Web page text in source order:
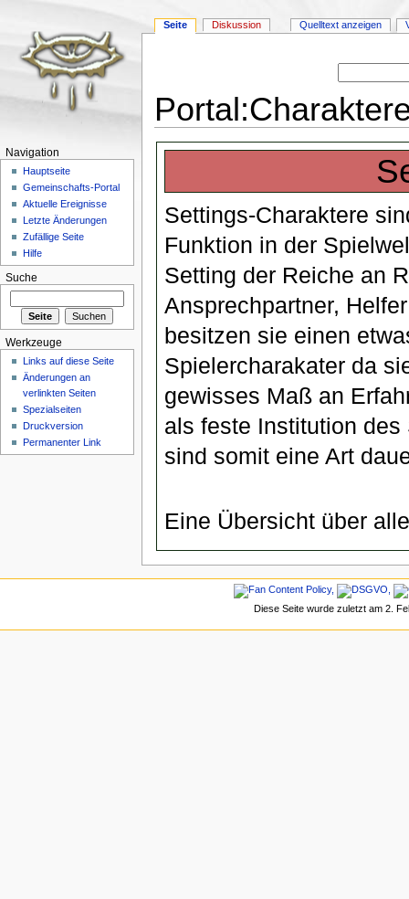
Settings-Charaktere
Funktion in der
Setting der Reiche an
Ansprechpartner,
besitzen sie einen
Spielercharakater da
gewisses Maß an
als feste Institution
sind somit eine Art
Eine Übersicht über
Seite Diskussion Quelltext anzeigen
Navigation
Hauptseite
Gemeinschafts-Portal
Aktuelle Ereignisse
Letzte Änderungen
Zufällige Seite
Hilfe
Suche
Werkzeuge
Links auf diese Seite
Änderungen an
verlinkten Seiten
Spezialseiten
Druckversion
Permanenter Link
Diese Seite wurde zuletzt am 2.